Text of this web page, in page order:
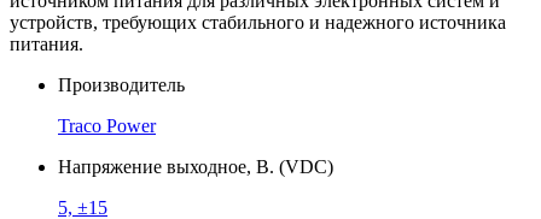
устройств, требующих стабильного и надежного источника
питания.
Производитель
Traco Power
Напряжение выходное, В. (VDC)
5, ±15